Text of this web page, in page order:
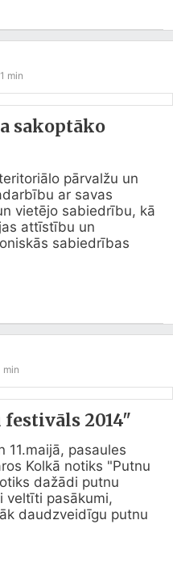
1 min
sakoptāko
pārvalžu un
ar savas
vietējo sabiedrību, kā
attīstību un
sabiedrības
min
2014"
11.maijā, pasaules
Kolkā notiks "Putnu
dažādi putnu
veltīti pasākumi,
daudzveidīgu putnu